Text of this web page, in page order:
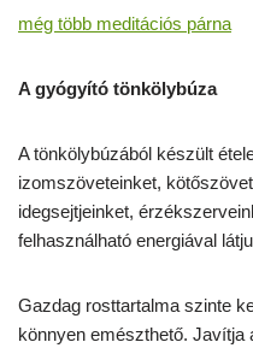
még több meditációs párna
A gyógyító tönkölybúza
A tönkölybúzából készült
izomszöveteinket,
idegsejtjeinket,
felhasználható energiával
Gazdag rosttartalma szinte
könnyen emészthető. Javítja